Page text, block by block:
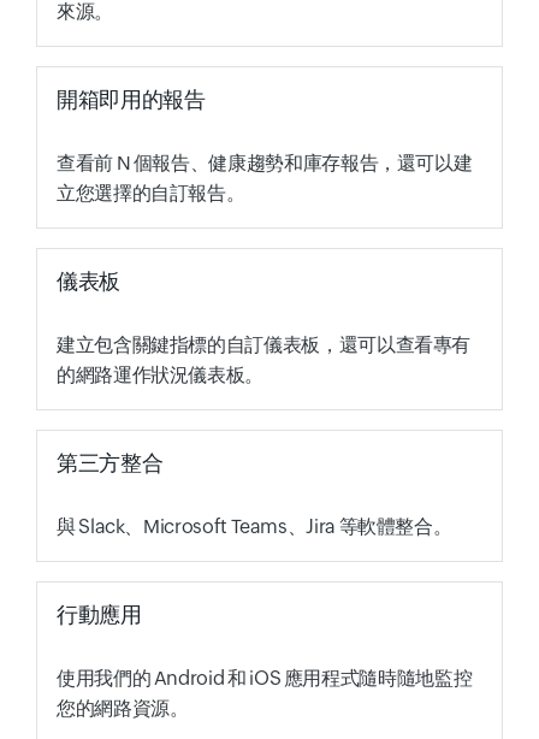
來源。
開箱即用的報告
查看前 N 個報告、健康趨勢和庫存報告，還可以建
立您選擇的自訂報告。
儀表板
建立包含關鍵指標的自訂儀表板，還可以查看專有
的網路運作狀況儀表板。
第三方整合
與 Slack、Microsoft Teams、Jira 等軟體整合。
行動應用
使用我們的 Android 和 iOS 應用程式隨時隨地監控
您的網路資源。